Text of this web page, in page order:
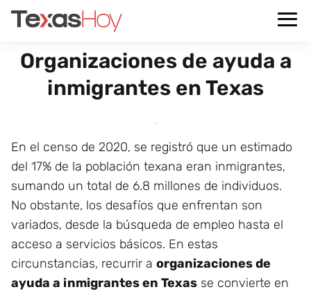
Organizaciones de ayuda a
inmigrantes en Texas
En el censo de 2020, se registró que un estimado
del 17% de la población texana eran inmigrantes,
sumando un total de 6.8 millones de individuos.
No obstante, los desafíos que enfrentan son
variados, desde la búsqueda de empleo hasta el
acceso a servicios básicos. En estas
circunstancias, recurrir a organizaciones de
ayuda a inmigrantes en Texas se convierte en